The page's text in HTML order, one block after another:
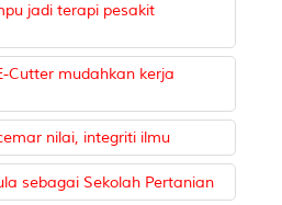
jadi terapi pesakit
Cutter mudahkan kerja
nilai, integriti ilmu
sebagai Sekolah Pertanian